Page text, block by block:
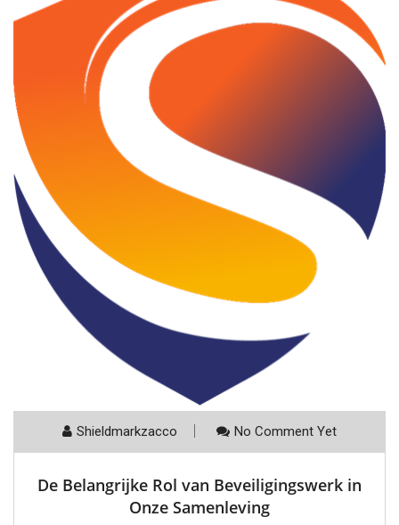
Shieldmarkzacco No Comment Yet
De Belangrijke Rol van Beveiligingswerk in
Onze Samenleving